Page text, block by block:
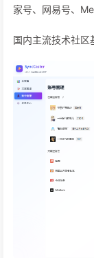
发。不用再开
还支持 LaTeX 数
重要。
17 个平台一
掘金、CSDN、
思否、B 站专栏
家号、网易号、